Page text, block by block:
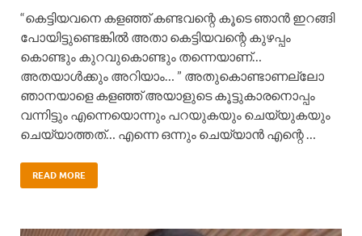
“കെട്ടിയവനെ കളഞ്ഞ് കണ്ടവന്റെ കൂടെ ഞാൻ ഇറങ്ങി
പോയിട്ടുണ്ടെങ്കിൽ അതാ കെട്ടിയവന്റെ കുഴപ്പം
കൊണ്ടും കുറവുകൊണ്ടും തന്നെയാണ്…
അതയാൾക്കും അറിയാം… ” അതുകൊണ്ടാണല്ലോ
ഞാനയാളെ കളഞ്ഞ് അയാളുടെ കൂട്ടുകാരനൊപ്പം
വന്നിട്ടും എന്നെയൊന്നും പറയുകയും ചെയ്യുകയും
ചെയ്യാത്തത്… എന്നെ ഒന്നും ചെയ്യാൻ എന്റെ …
READ MORE